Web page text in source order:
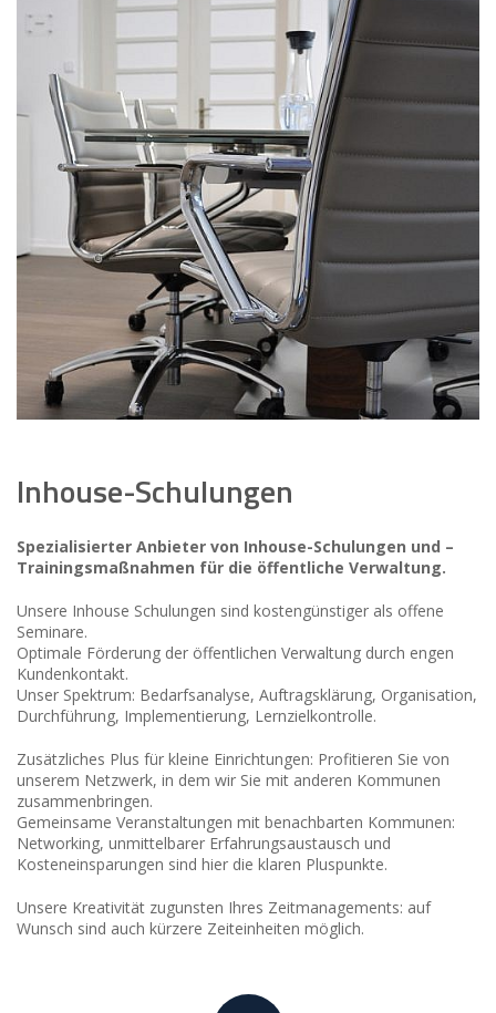
Inhouse-Schulungen
Spezialisierter Anbieter von Inhouse-Schulungen und –
Trainingsmaßnahmen für die öffentliche Verwaltung.
Unsere Inhouse Schulungen sind kostengünstiger als offene
Seminare.
Optimale Förderung der öffentlichen Verwaltung durch engen
Kundenkontakt.
Unser Spektrum: Bedarfsanalyse, Auftragsklärung, Organisation,
Durchführung, Implementierung, Lernzielkontrolle.
Zusätzliches Plus für kleine Einrichtungen: Profitieren Sie von
unserem Netzwerk, in dem wir Sie mit anderen Kommunen
zusammenbringen.
Gemeinsame Veranstaltungen mit benachbarten Kommunen:
Networking, unmittelbarer Erfahrungsaustausch und
Kosteneinsparungen sind hier die klaren Pluspunkte.
Unsere Kreativität zugunsten Ihres Zeitmanagements: auf
Wunsch sind auch kürzere Zeiteinheiten möglich.